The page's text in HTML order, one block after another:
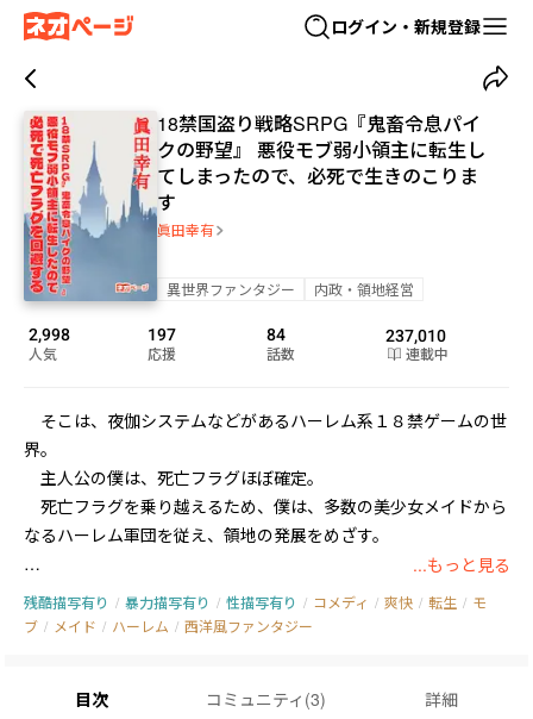
ログイン・新規登録
18禁国盗り戦略SRPG『鬼畜令息パイ
クの野望』 悪役モブ弱小領主に転生し
てしまったので、必死で生きのこりま
す
眞田幸有
異世界ファンタジー 内政・領地経営
2,998
人気
197
応援
84
話数
237,010
連載中
そこは、夜伽システムなどがあるハーレム系１８禁ゲームの世
界。
主人公の僕は、死亡フラグほぼ確定。
死亡フラグを乗り越えるため、僕は、多数の美少女メイドから
なるハーレム軍団を従え、領地の発展をめざす。
僕は、いつの間にか、転生していた。
中世ヨーロッパ風の剣と魔法と魔物がいる１８禁国盗りシミュ
僕が転生したのは、超弱小領主にして、能力値も最低レベル。
...もっと見る
残酷描写有り / 暴力描写有り / 性描写有り / コメディ / 爽快 / 転生 / モ
ブ / メイド / ハーレム / 西洋風ファンタジー
目次 コミュニティ (3) 詳細